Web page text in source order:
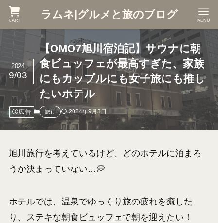
ラムネ|グルメと旅のブログ
CART MENU
【OMO7旭川宿泊記】サウナに朝
食ビュッフェが最高すぎた、家族
にもカップルにも女子旅にも推し
たいホテル
2024
9/03
広告 旅行 2024年9月3日
旭川旅行を考えているけど、どのホテルに泊まろ
うか決まっていない…💭
ホテルでは、温泉でゆっくり旅の疲れを癒した
り、ステキな朝食ビュッフェで朝を迎えたい！